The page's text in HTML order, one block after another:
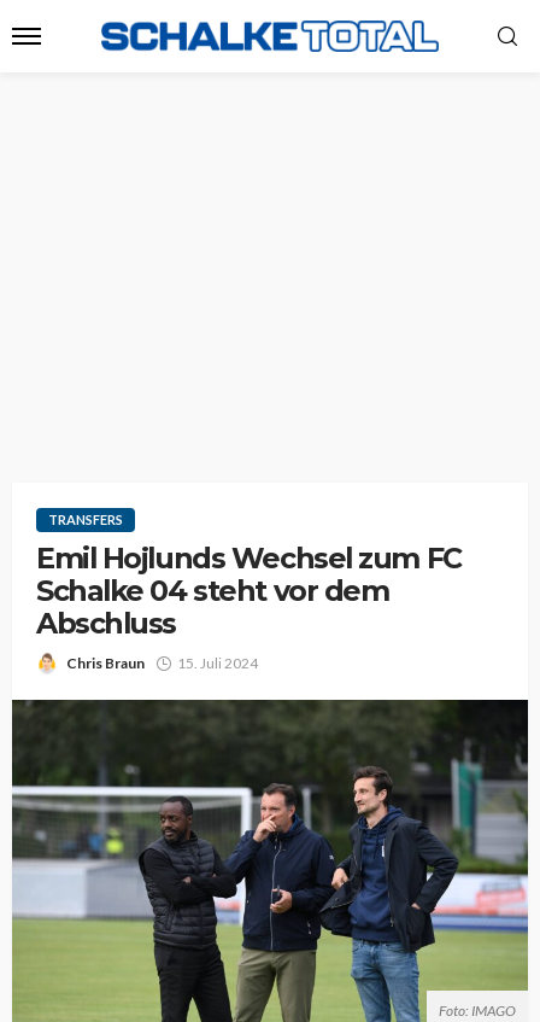
TRANSFERS
Emil Hojlunds Wechsel zum FC
Schalke 04 steht vor dem
Abschluss
Chris Braun 15. Juli 2024
Foto: IMAGO